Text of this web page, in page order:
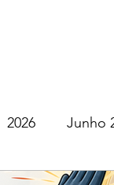
2026 Junho